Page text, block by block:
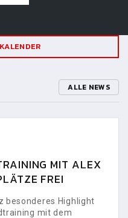
ALLE NEWS
MIT ALEX
FREI
besonderes Highlight
mit dem